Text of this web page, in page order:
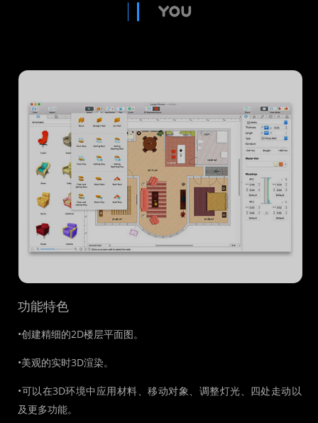
功能特色
•创建精细的2D楼层平面图。
•美观的实时3D渲染。
•可以在3D环境中应用材料、移动对象、调整灯光、四处走动以
及更多功能。